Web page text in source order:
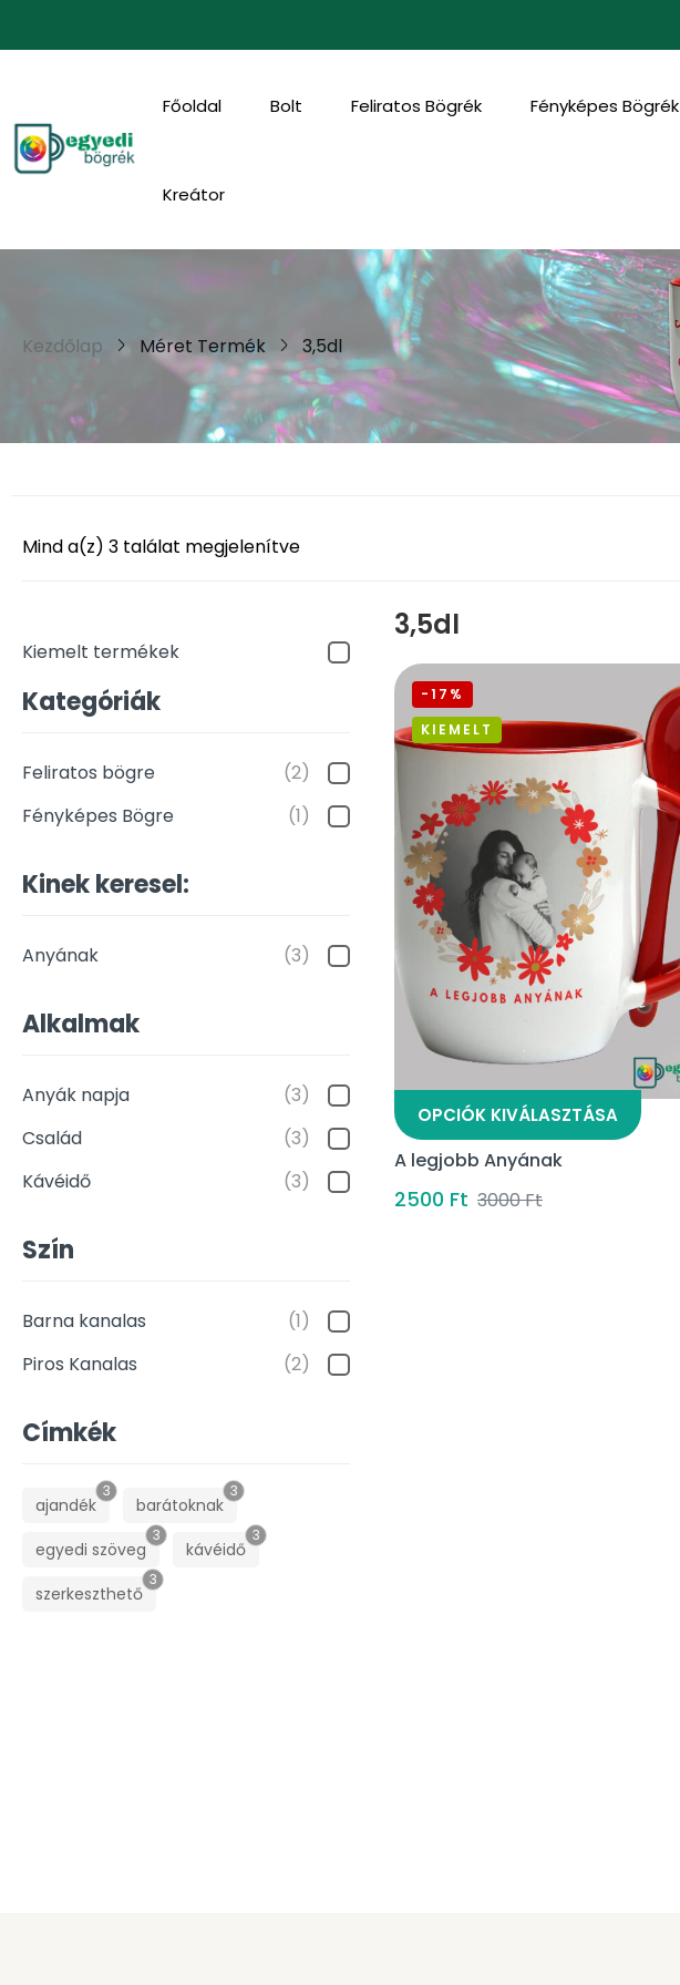
Főoldal Bolt Feliratos Bögrék Fényképes Bögrék
Kreátor
Kezdőlap Méret Termék 3,5dl
Mind a(z) 3 találat megjelenítve
Kiemelt termékek
Kategóriák
Feliratos bögre
(2)
Fényképes Bögre
(1)
Kinek keresel:
Anyának (3)
Alkalmak
Anyák napja
(3)
Család
(3)
Kávéidő
(3)
Szín
Barna kanalas
(1)
Piros Kanalas
(2)
Címkék
3
ajandék
3
barátoknak
3
egyedi szöveg
3
kávéidő
3
szerkeszthető
3,5dl
-17%
KIEMELT
OPCIÓK KIVÁLASZTÁSA
A legjobb Anyának
2500 Ft 3000Ft